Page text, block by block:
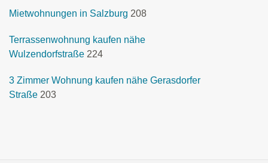
Mietwohnungen in Salzburg 208
Terrassenwohnung kaufen nähe
Wulzendorfstraße 224
3 Zimmer Wohnung kaufen nähe Gerasdorfer
Straße 203